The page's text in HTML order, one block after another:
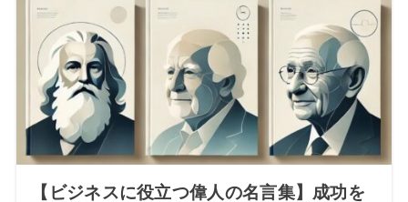
【ビジネスに役立つ偉人の名言集】成功を